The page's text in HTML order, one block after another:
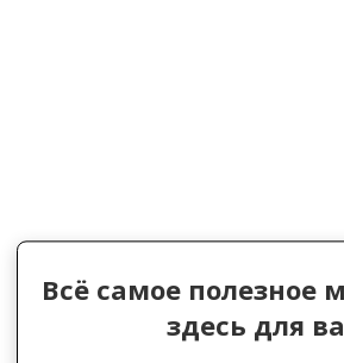
Всё самое полезное
здесь для